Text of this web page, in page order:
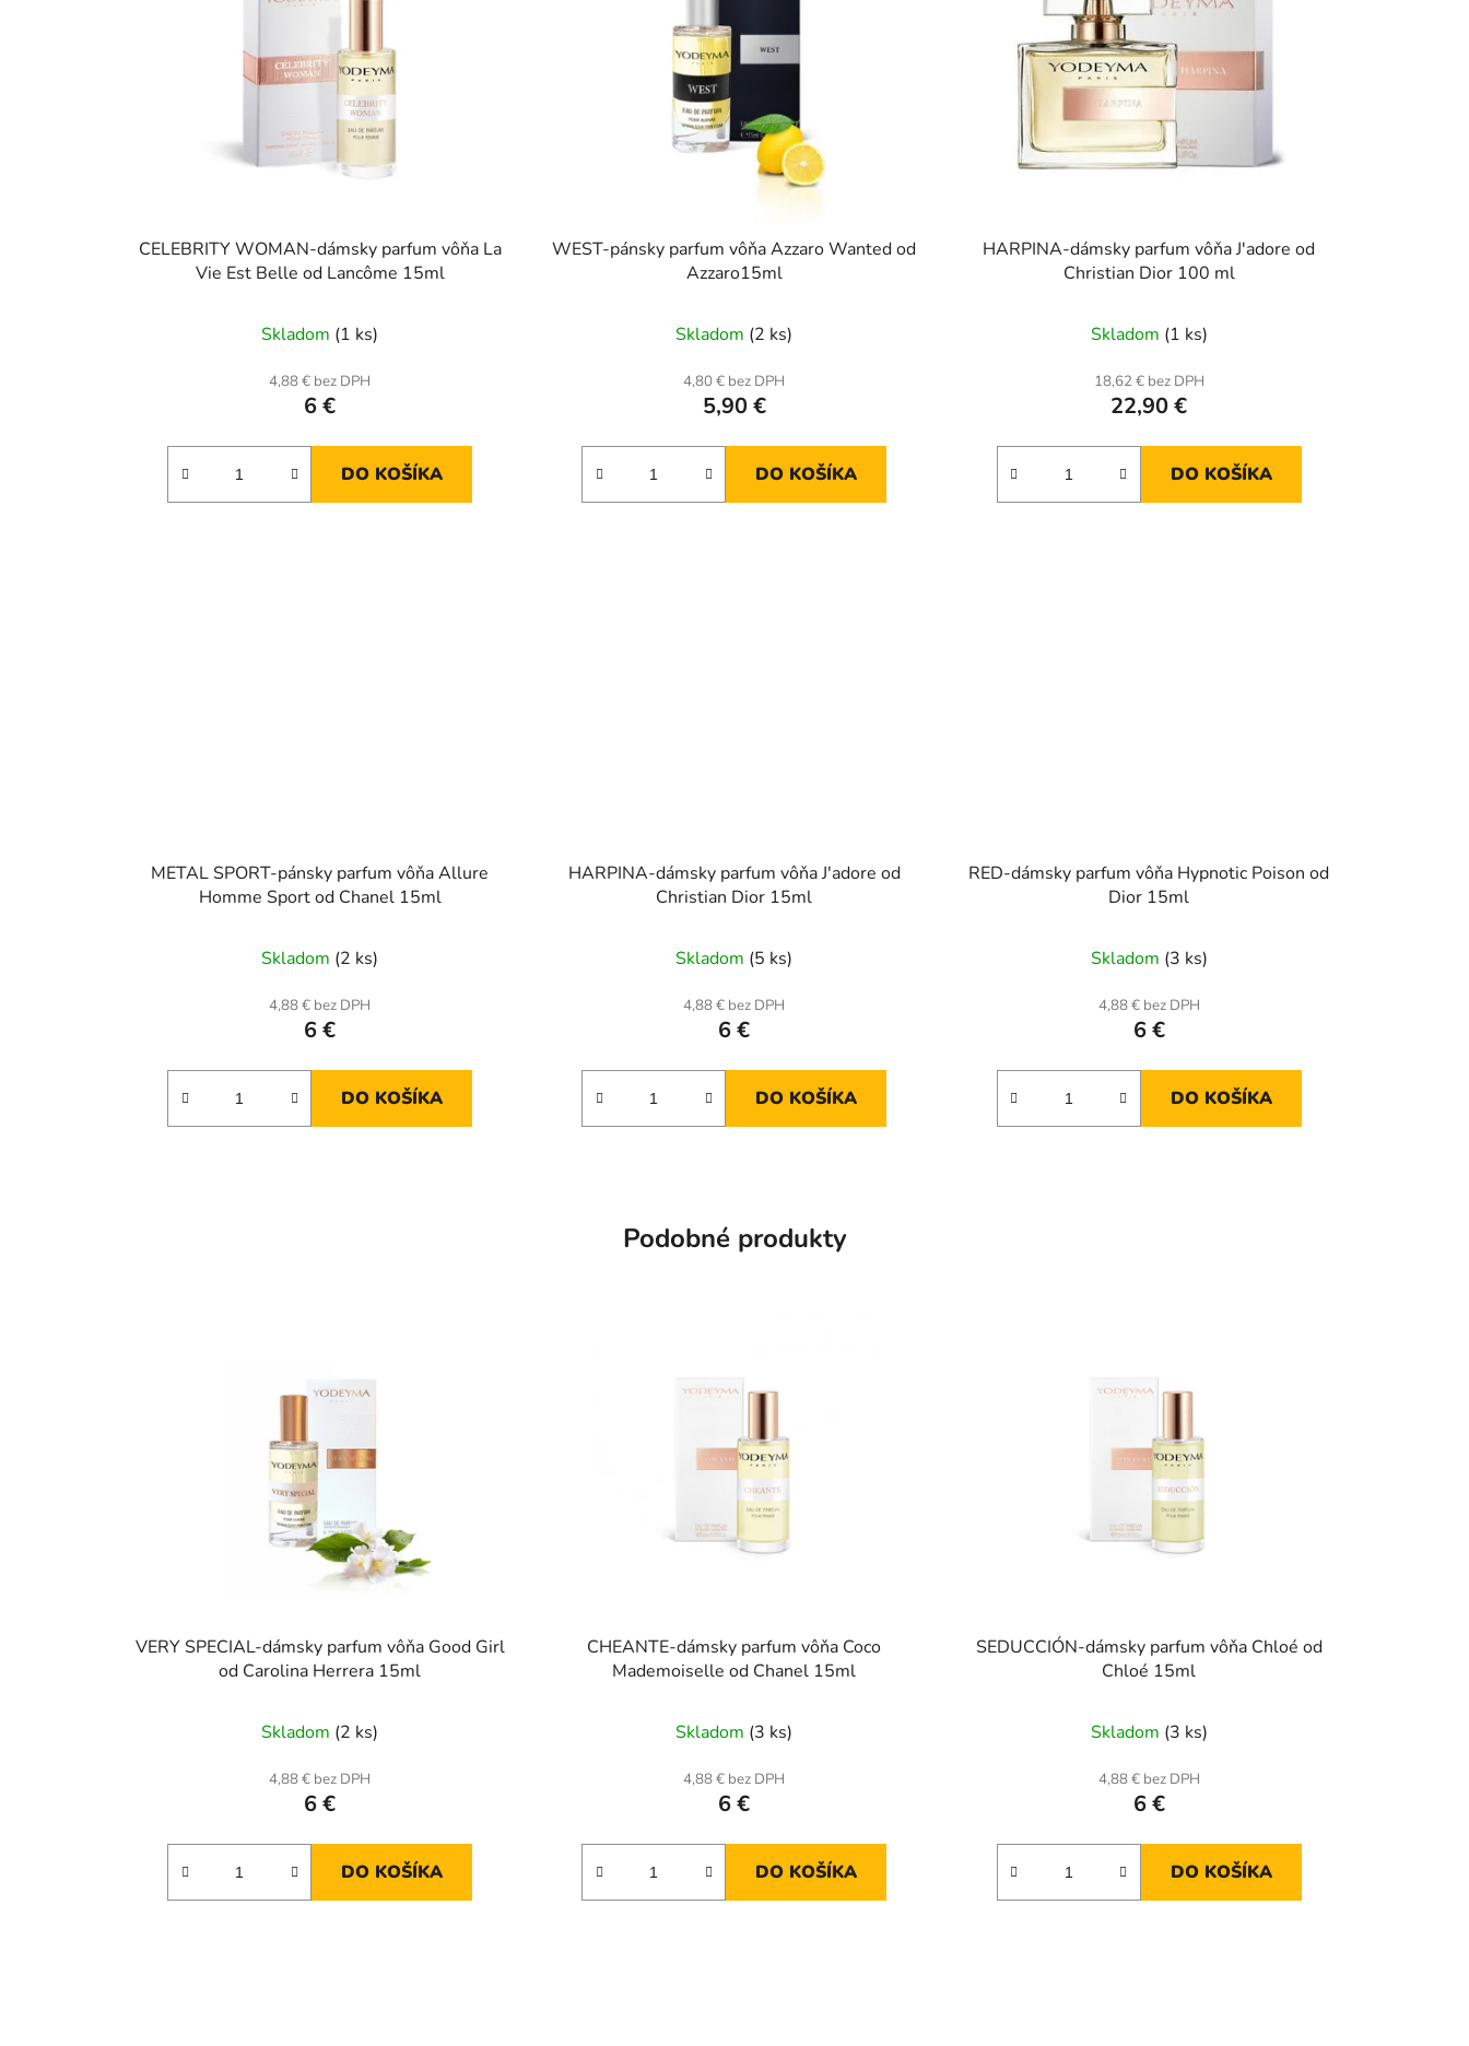
CELEBRITY WOMAN-dámsky parfum vôňa La
Vie Est Belle od Lancôme 15ml
Skladom (1 ks)
4,88 € bez DPH
6 €
DO KOŠÍKA
WEST-pánsky parfum vôňa Azzaro Wanted od
Azzaro15ml
Skladom (2 ks)
4,80 € bez DPH
5,90 €
DO KOŠÍKA
HARPINA-dámsky parfum vôňa J'adore od
Christian Dior 100 ml
Skladom (1 ks)
18,62 € bez DPH
22,90 €
DO KOŠÍKA
METAL SPORT-pánsky parfum vôňa Allure
Homme Sport od Chanel 15ml
Skladom (2 ks)
4,88 € bez DPH
6 €
DO KOŠÍKA
HARPINA-dámsky parfum vôňa J'adore od
Christian Dior 15ml
Skladom (5 ks)
4,88 € bez DPH
6 €
DO KOŠÍKA
RED-dámsky parfum vôňa Hypnotic Poison od
Dior 15ml
Skladom (3 ks)
4,88 € bez DPH
6 €
DO KOŠÍKA
Podobné produkty
VERY SPECIAL-dámsky parfum vôňa Good Girl
od Carolina Herrera 15ml
Skladom (2 ks)
4,88 € bez DPH
6 €
DO KOŠÍKA
CHEANTE-dámsky parfum vôňa Coco
Mademoiselle od Chanel 15ml
Skladom (3 ks)
4,88 € bez DPH
6 €
DO KOŠÍKA
SEDUCCIÓN-dámsky parfum vôňa Chloé od
Chloé 15ml
Skladom (3 ks)
4,88 € bez DPH
6 €
DO KOŠÍKA